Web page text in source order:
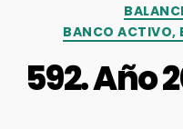
BANCO ACTIVO,
592. Año